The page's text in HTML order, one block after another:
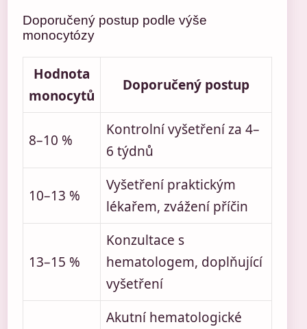
Doporučený postup podle výše
monocytózy
Hodnota
monocytů
Doporučený postup
8–10 %
Kontrolní vyšetření za 4–
6 týdnů
10–13 %
Vyšetření praktickým
lékařem, zvážení příčin
13–15 %
Konzultace s
hematologem, doplňující
vyšetření
Akutní hematologické